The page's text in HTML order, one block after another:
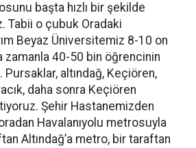
başta hızlı bir şekilde
Tabii o çubuk Oradaki
Beyaz Üniversitemiz 8-10 on
zamanla 40-50 bin öğrencinin
Pursaklar, altındağ, Keçiören,
daha sonra Keçiören
Şehir Hastanemizden
Havalanıyolu metrosuyla
Altındağ’a metro, bir taraftan